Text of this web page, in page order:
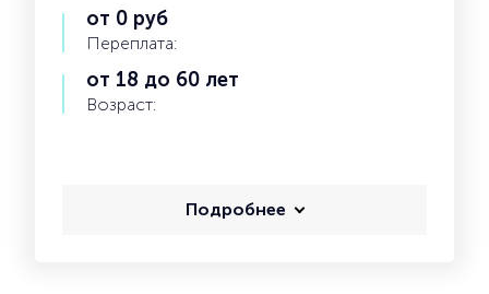
от 0 руб
Переплата:
от 18 до 60 лет
Возраст:
Подробнее